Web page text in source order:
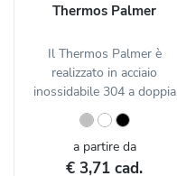
Thermos Palmer
Il Thermos Palmer è
realizzato in acciaio
inossidabile 304 a doppia
parete ,...
a partire da
€ 3,71 cad.